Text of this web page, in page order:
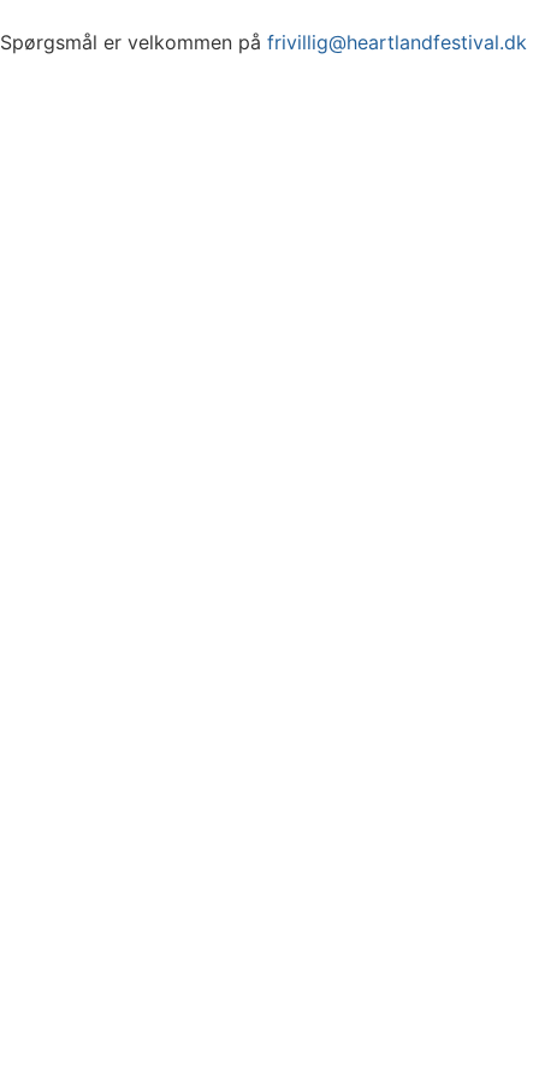
Spørgsmål er velkommen på frivillig@heartlandfestival.dk